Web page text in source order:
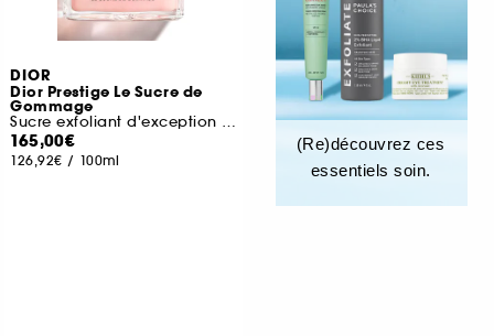
DIOR
Dior Prestige Le Sucre de
Gommage
Sucre exfoliant d'exception visage
165,00€
126,92€ / 100ml
(Re)découvrez ces
essentiels soin.